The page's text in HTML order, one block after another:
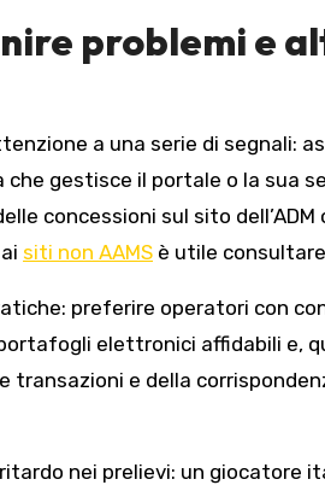
problemi e
a una serie di segnali:
gestisce il portale o la sua
concessioni sul sito
siti non AAMS è utile
preferire operatori con
elettronici affidabili e,
transazioni e della
nei prelievi: un